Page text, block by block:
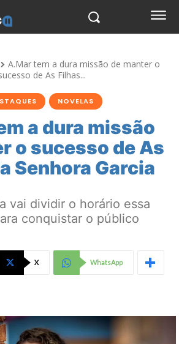
A.Mar tem a dura missão de manter o
de As Filhas...
NOVELAS
a dura missão
o sucesso de As
Senhora Garcia
vai dividir o horário essa
conquistar o público
X WhatsApp